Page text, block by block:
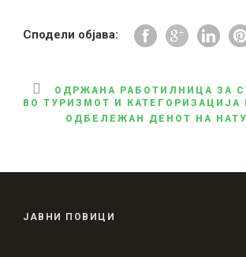
Сподели објава:
ОДРЖАНА РАБОТИЛНИЦА ЗА
ВО ТУРИЗМОТ И КАТЕГОРИЗАЦИЈА
ОДБЕЛЕЖАН ДЕНОТ НА
ЈАВНИ ПОВИЦИ